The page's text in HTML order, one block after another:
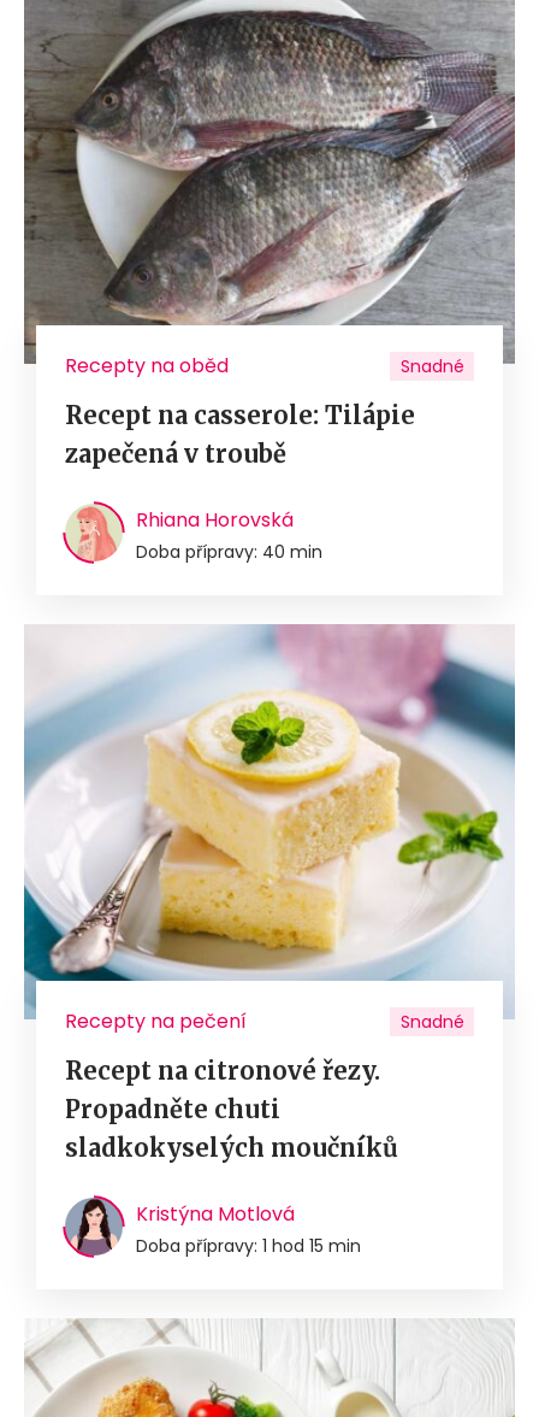
Recepty na oběd Snadné
Recept na casserole: Tilápie
zapečená v troubě
Rhiana Horovská
Doba přípravy: 40 min
Recepty na pečení Snadné
Recept na citronové řezy.
Propadněte chuti
sladkokyselých moučníků
Kristýna Motlová
Doba přípravy: 1 hod 15 min